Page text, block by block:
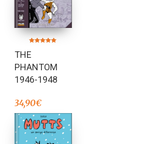
5.00
de 5
THE
PHANTOM
1946-1948
34,90€